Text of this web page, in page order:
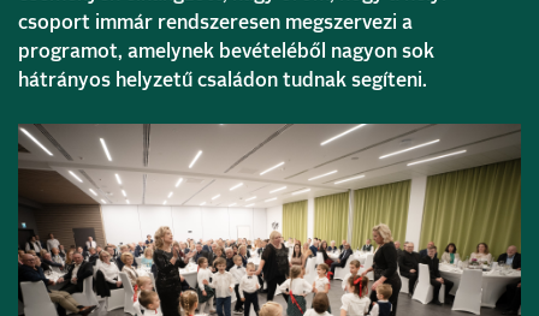
csoport immár rendszeresen megszervezi a
programot, amelynek bevételéből nagyon sok
hátrányos helyzetű családon tudnak segíteni.